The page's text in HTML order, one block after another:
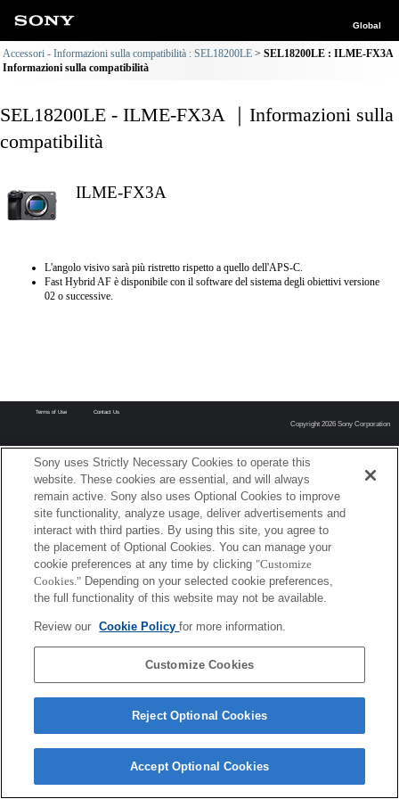
Global
Accessori - Informazioni sulla compatibilità : SEL18200LE
SEL18200LE : ILME-FX3A
Informazioni sulla compatibilità
SEL18200LE - ILME-FX3A ｜Informazioni sulla
compatibilità
ILME-FX3A
L'angolo visivo sarà più ristretto rispetto a quello dell'APS-C.
Fast Hybrid AF è disponibile con il software del sistema degli obiettivi versione
02 o successive.
Terms of Use Contact Us
Copyright 2026 Sony Corporation
Sony uses Strictly Necessary Cookies to operate this
website. These cookies are essential, and will always
remain active. Sony also uses Optional Cookies to improve
site functionality, analyze usage, deliver advertisements and
interact with third parties. By using this site, you agree to
the placement of Optional Cookies. You can manage your
cookie preferences at any time by clicking "Customize
Cookies." Depending on your selected cookie preferences,
the full functionality of this website may not be available.
Review our Cookie Policyfor more information.
Customize Cookies
Reject Optional Cookies
Accept Optional Cookies